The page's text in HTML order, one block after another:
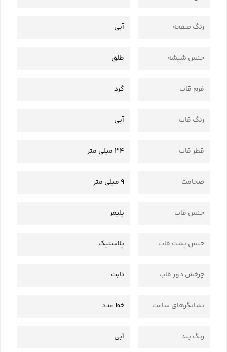
رنگ صفحه آبی
جنس شیشه طلق
فرم قاب گرد
رنگ قاب آبی
قطر قاب 34 میلی متر
ضخامت 9 میلی متر
جنس قاب پلیمر
جنس پشت قاب پلاستیک
چرخش دور قاب ثابت
نشانگرهای ساعت خط عدد
رنگ بند آبی